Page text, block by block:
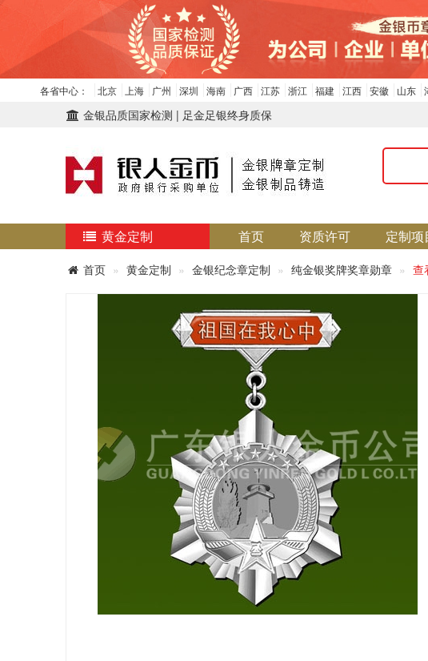
各省中心： 北京 上海 广州 深圳 海南 广西 江苏 浙江 福建 江西 安徽 山东
金银品质国家检测 | 足金足银终身质保
黄金定制 首页 资质许可 定制项
首页 黄金定制 金银纪念章定制 纯金银奖牌奖章勋章 查